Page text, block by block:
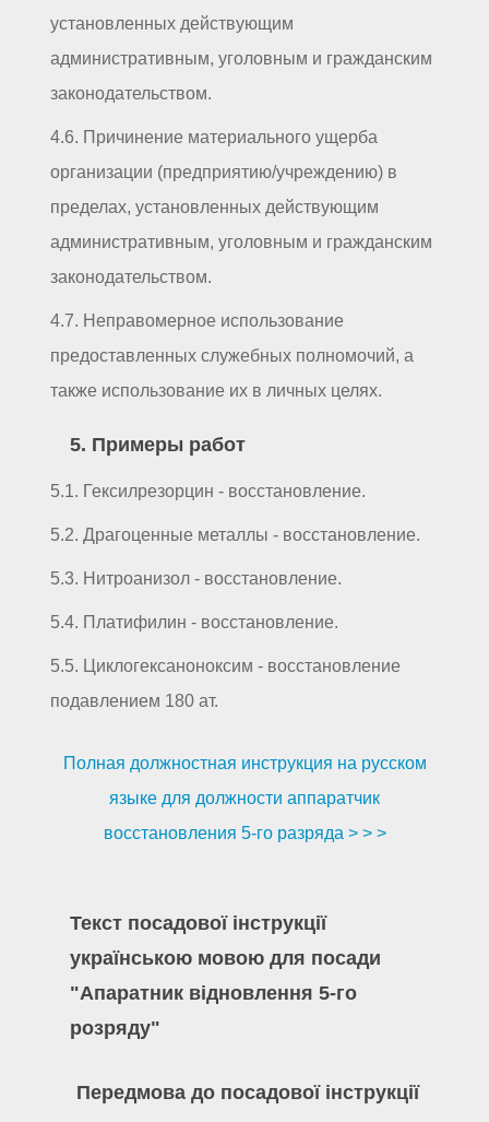
установленных действующим
административным, уголовным и гражданским
законодательством.
4.6. Причинение материального ущерба
организации (предприятию/учреждению) в
пределах, установленных действующим
административным, уголовным и гражданским
законодательством.
4.7. Неправомерное использование
предоставленных служебных полномочий, а
также использование их в личных целях.
5. Примеры работ
5.1. Гексилрезорцин - восстановление.
5.2. Драгоценные металлы - восстановление.
5.3. Нитроанизол - восстановление.
5.4. Платифилин - восстановление.
5.5. Циклогексаноноксим - восстановление
подавлением 180 ат.
Полная должностная инструкция на русском
языке для должности аппаратчик
восстановления 5-го разряда > > >
Текст посадової інструкції
українською мовою для посади
"Апаратник відновлення 5-го
розряду"
Передмова до посадової інструкції